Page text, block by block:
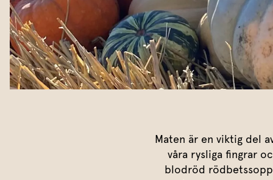
Recept
Örter &
Sallat
Inspiration
Vårt
Kalla såser &
Pesto
Röror
Kalla såser
Dressingar
Maten är en viktig del
våra rysliga fingrar
blodröd